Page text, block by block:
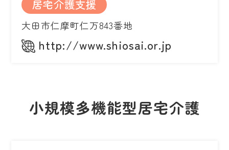
居宅介護支援
大田市仁摩町仁万843番地
http://www.shiosai.or.jp
小規模多機能型居宅介護